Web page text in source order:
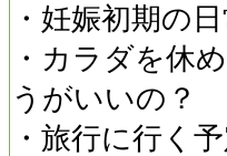
・妊娠初期の
・カラダを休
うがいいの？
・旅行に行く